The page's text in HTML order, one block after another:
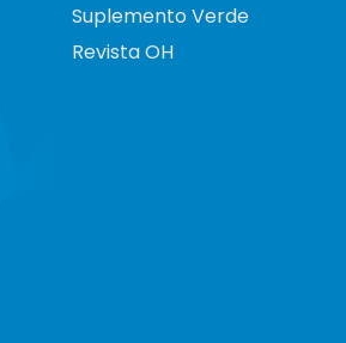
Suplemento Verde
Revista OH